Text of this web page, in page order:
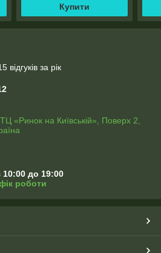
Купити
за рік
«Ринок на Київській», Поверх 2,
10:00 до 19:00
роботи